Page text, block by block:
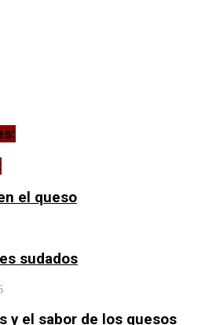
el queso
sudados
y el sabor de los quesos